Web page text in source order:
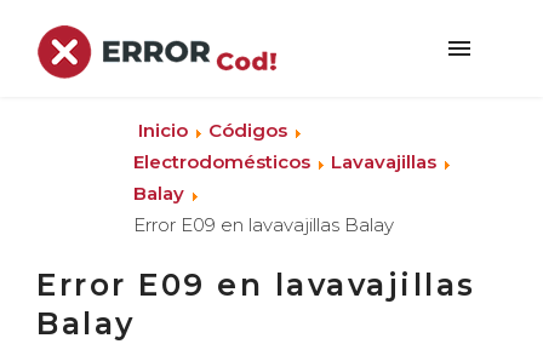
Inicio
Códigos
Electrodomésticos
Lavavajillas
Balay
Error E09 en lavavajillas Balay
Error E09 en lavavajillas
Balay